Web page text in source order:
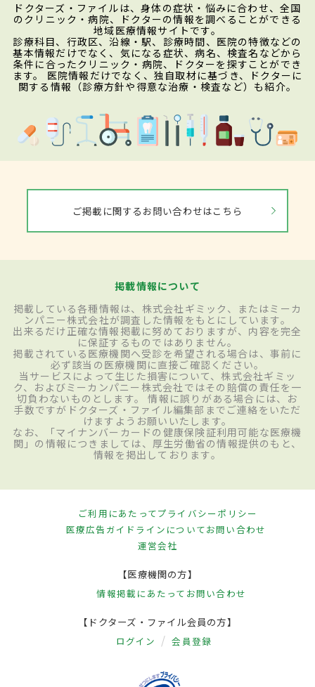
ドクターズ・ファイルは、身体の症状・悩みに合わせ、全国
のクリニック・病院、ドクターの情報を調べることができる
地域医療情報サイトです。
診療科目、行政区、沿線・駅、診療時間、医院の特徴などの
基本情報だけでなく、気になる症状、病名、検査名などから
条件に合ったクリニック・病院、ドクターを探すことができ
ます。 医院情報だけでなく、独自取材に基づき、ドクターに
関する情報（診療方針や得意な治療・検査など）も紹介。
ご掲載に関するお問い合わせはこちら
掲載情報について
掲載している各種情報は、株式会社ギミック、またはミーカ
ンパニー株式会社が調査した情報をもとにしています。
出来るだけ正確な情報掲載に努めておりますが、内容を完全
に保証するものではありません。
掲載されている医療機関へ受診を希望される場合は、事前に
必ず該当の医療機関に直接ご確認ください。
当サービスによって生じた損害について、株式会社ギミッ
ク、およびミーカンパニー株式会社ではその賠償の責任を一
切負わないものとします。 情報に誤りがある場合には、お
手数ですがドクターズ・ファイル編集部までご連絡をいただ
けますようお願いいたします。
なお、「マイナンバーカードの健康保険証利用可能な医療機
関」の情報につきましては、厚生労働省の情報提供のもと、
情報を掲出しております。
ご利用にあたってプライバシーポリシー
医療広告ガイドラインについてお問い合わせ
運営会社
【医療機関の方】
情報掲載にあたって お問い合わせ
【ドクターズ・ファイル会員の方】
ログイン 会員登録